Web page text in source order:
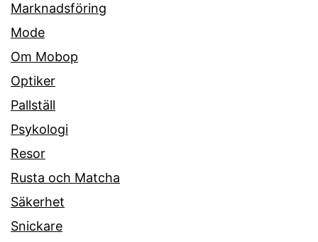
Marknadsföring
Mode
Om Mobop
Optiker
Pallställ
Psykologi
Resor
Rusta och Matcha
Säkerhet
Snickare